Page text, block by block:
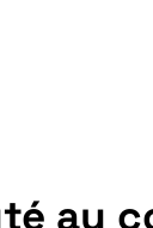
au